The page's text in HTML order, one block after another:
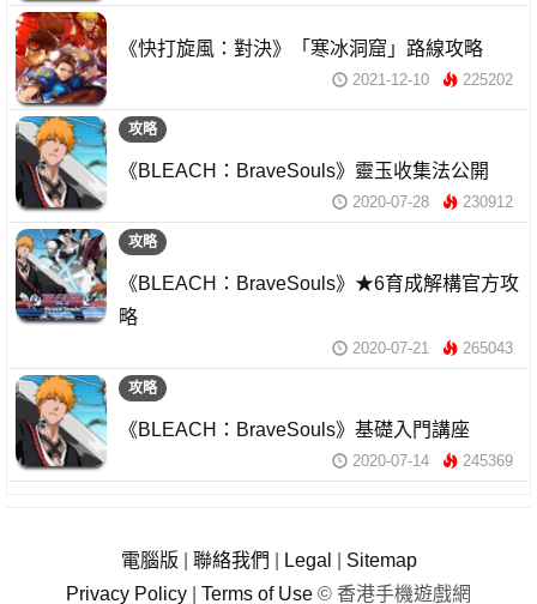
《快打旋風：對決》「寒冰洞窟」路線攻略
2021-12-10 225202
攻略
《BLEACH：BraveSouls》靈玉收集法公開
2020-07-28 230912
攻略
《BLEACH：BraveSouls》★6育成解構官方攻
略
2020-07-21 265043
攻略
《BLEACH：BraveSouls》基礎入門講座
2020-07-14 245369
電腦版 聯絡我們 Legal
Sitemap
Privacy Policy
Terms of Use © 香港手機遊戲網